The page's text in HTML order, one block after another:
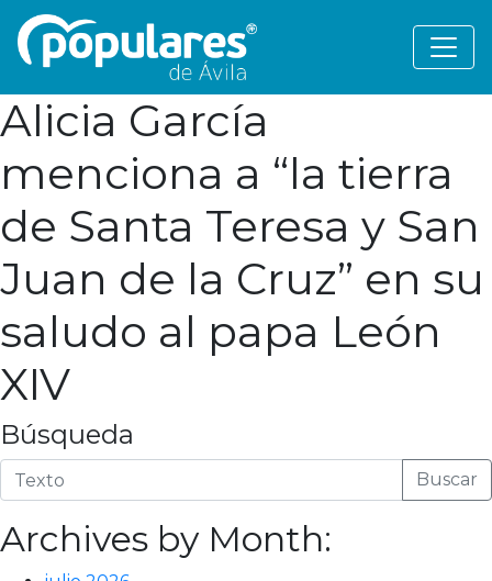
Alicia García
menciona a “la tierra
de Santa Teresa y San
Juan de la Cruz” en su
saludo al papa León
XIV
Búsqueda
Buscar
Archives by Month: